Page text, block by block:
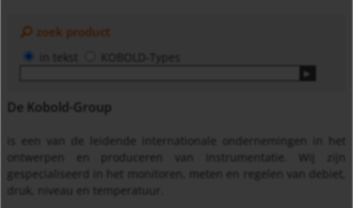
zoek product
in tekst KOBOLD-Types
De Kobold-Group
is een van de leidende internationale ondernemingen in het
ontwerpen en produceren van Instrumentatie. Wij zijn
gespecialiseerd in het monitoren, meten en regelen van debiet,
druk, niveau en temperatuur.